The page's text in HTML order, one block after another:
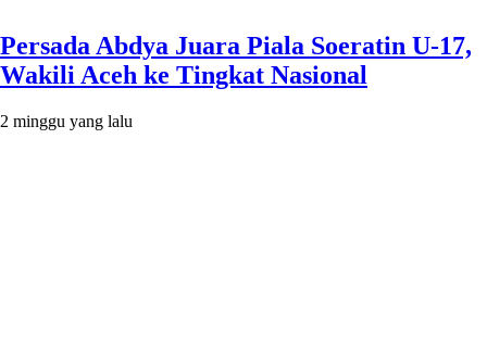
Persada Abdya Juara Piala Soeratin U-17,
Wakili Aceh ke Tingkat Nasional
2 minggu yang lalu